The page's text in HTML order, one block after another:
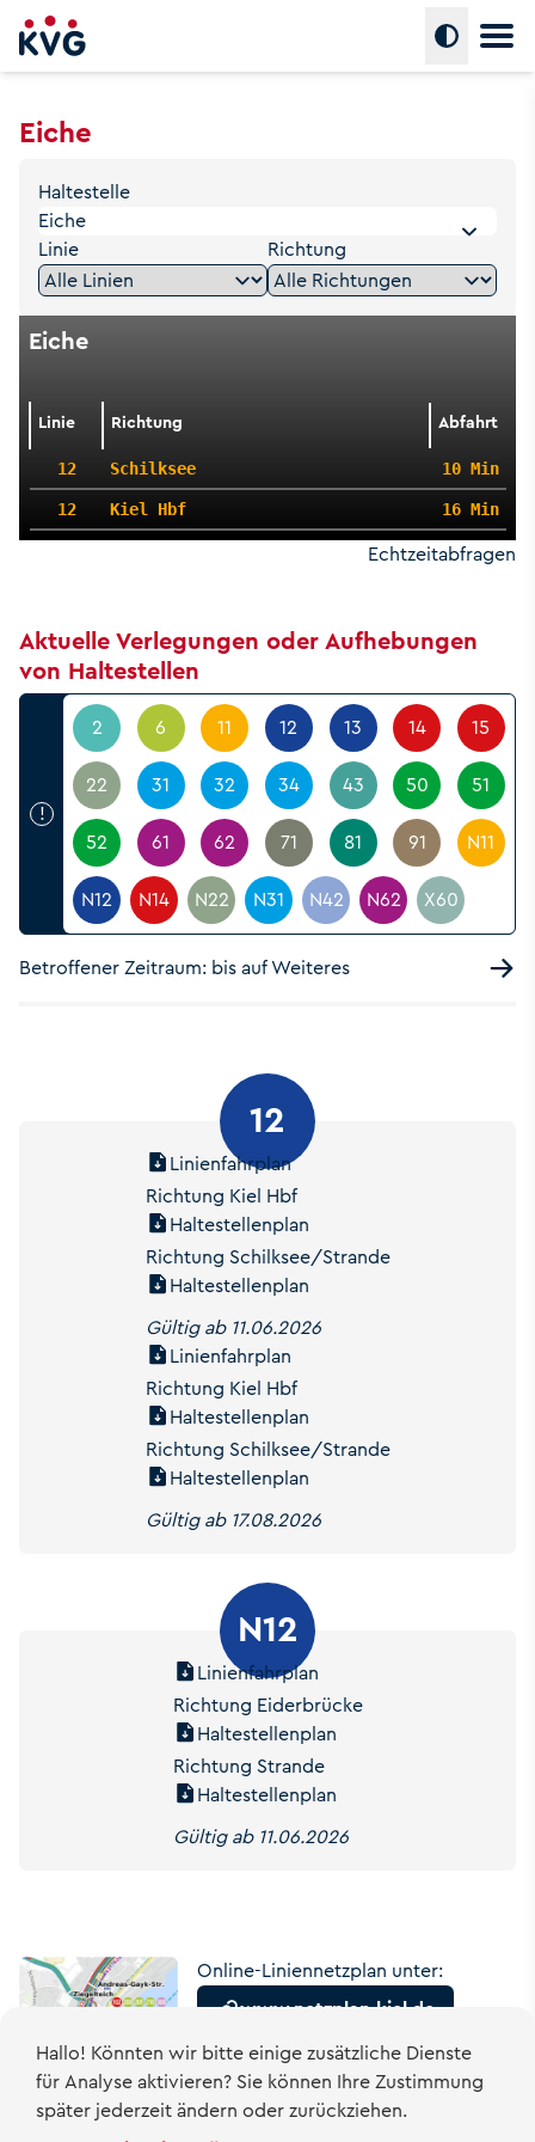
Eiche
Echtzeitabfragen
Haltestelle
Linie Richtung
Eiche
Linie Richtung Abfahrt
12 Schilksee 10 Min
12 Kiel Hbf 16 Min
Aktuelle Verlegungen oder Aufhebungen
von Haltestellen
!
2 6 11 12 13 14 15
22 31 32 34 43 50 51
52 61 62 71 81 91 N11
N12 N14 N22 N31 N42 N62 X60
Betroffener Zeitraum: bis auf Weiteres
12
Linienfahrplan
Richtung Kiel Hbf
Haltestellenplan
Richtung Schilksee/Strande
Haltestellenplan
Gültig ab 11.06.2026
Linienfahrplan
Richtung Kiel Hbf
Haltestellenplan
Richtung Schilksee/Strande
Haltestellenplan
Gültig ab 17.08.2026
N12
Linienfahrplan
Richtung Eiderbrücke
Haltestellenplan
Richtung Strande
Haltestellenplan
Gültig ab 11.06.2026
Online-Liniennetzplan unter:
www.netzplan-kiel.de
Hallo! Könnten wir bitte einige zusätzliche Dienste
fürAnalyseaktivieren? Sie können Ihre Zustimmung
später jederzeit ändern oder zurückziehen.